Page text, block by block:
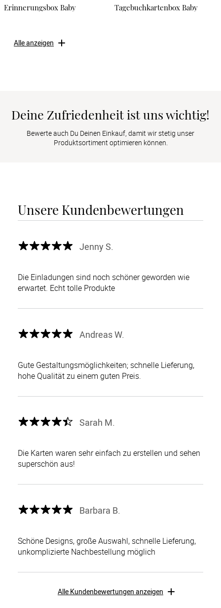
Erinnerungsbox Baby Tagebuchkartenbox Baby
Alle anzeigen
Deine Zufriedenheit ist uns wichtig!
Bewerte auch Du Deinen Einkauf, damit wir stetig unser
Produktsortiment optimieren können.
Unsere Kundenbewertungen
Jenny S.
Die Einladungen sind noch schöner geworden wie
erwartet. Echt tolle Produkte
Andreas W.
Gute Gestaltungsmöglichkeiten; schnelle Lieferung,
hohe Qualität zu einem guten Preis.
Sarah M.
Die Karten waren sehr einfach zu erstellen und sehen
superschön aus!
Barbara B.
Schöne Designs, große Auswahl, schnelle Lieferung,
unkomplizierte Nachbestellung möglich
Alle Kundenbewertungen anzeigen